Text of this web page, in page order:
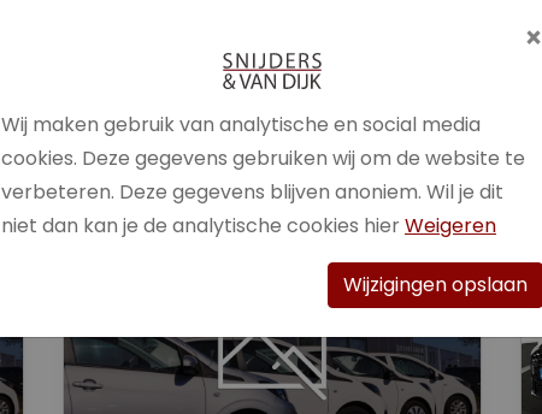
Elektrisch
Bekijk auto
×
Wij maken gebruik van analytische en social media
cookies. Deze gegevens gebruiken wij om de website te
verbeteren. Deze gegevens blijven anoniem. Wil je dit
niet dan kan je de analytische cookies hierWeigeren
Wijzigingen opslaan